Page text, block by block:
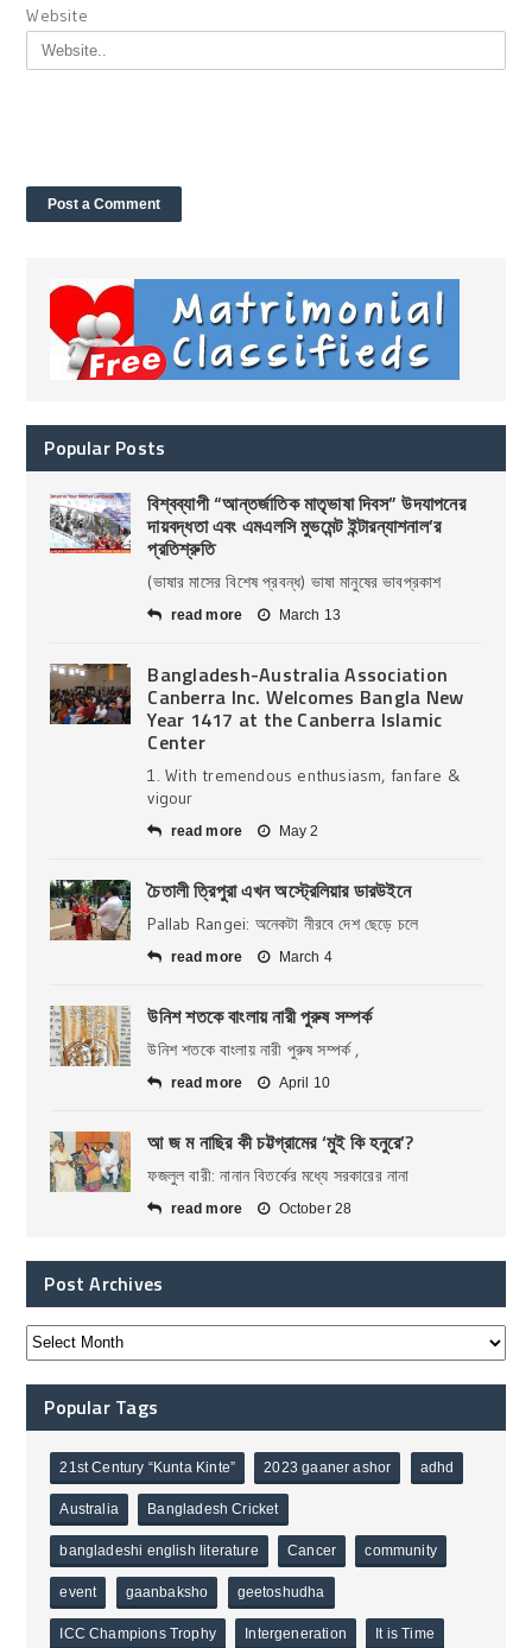
Website
Popular Posts
বিশ্বব্যাপী “আন্তর্জাতিক মাতৃভাষা দিবস” উদযাপনের
দায়বদ্ধতা এবং এমএলসি মুভমেন্ট ইন্টারন্যাশনাল’র
প্রতিশ্রুতি
(ভাষার মাসের বিশেষ প্রবন্ধ) ভাষা মানুষের ভাবপ্রকাশ
read more March 13
Bangladesh-Australia Association
Canberra Inc. Welcomes Bangla New
Year 1417 at the Canberra Islamic
Center
1. With tremendous enthusiasm, fanfare &
vigour
read more May 2
চৈতালী ত্রিপুরা এখন অস্ট্রেলিয়ার ডারউইনে
Pallab Rangei: অনেকটা নীরবে দেশ ছেড়ে চলে
read more March 4
উনিশ শতকে বাংলায় নারী পুরুষ সম্পর্ক
উনিশ শতকে বাংলায় নারী পুরুষ সম্পর্ক ,
read more April 10
আ জ ম নাছির কী চট্টগ্রামের ‘মুই কি হনুরে’?
ফজলুল বারী: নানান বিতর্কের মধ্যে সরকারের নানা
read more October 28
Post Archives
Popular Tags
21st Century “Kunta Kinte” 2023 gaaner ashor adhd
Australia Bangladesh Cricket
bangladeshi english literature Cancer community
event gaanbaksho geetoshudha
ICC Champions Trophy Intergeneration It is Time